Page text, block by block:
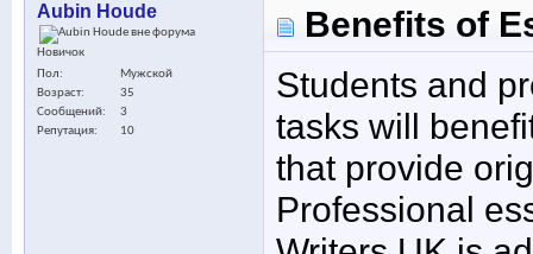
Aubin Houde
Новичок
Пол
Мужской
Возраст
35
Сообщений
3
Репутация
10
Benefits of
Students and
tasks will
that provide
Professional